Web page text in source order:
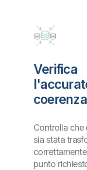
Verifica
Controlla che
sia stata
punto